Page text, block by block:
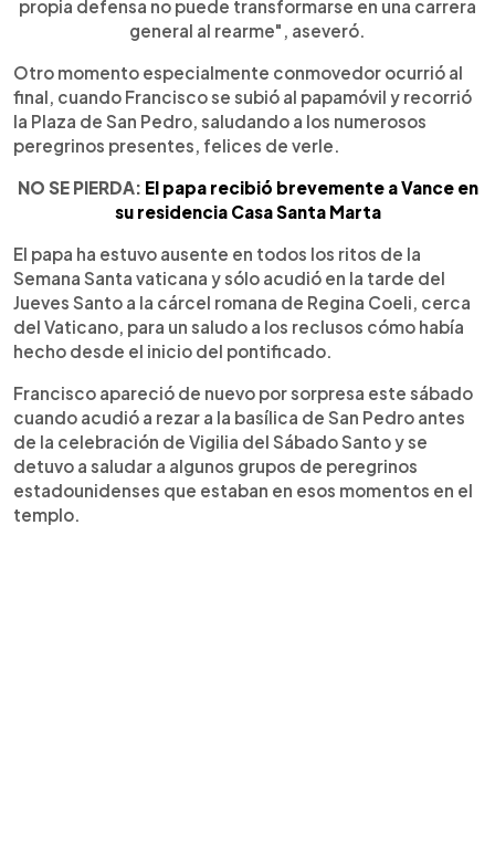
propia defensa no puede transformarse en una carrera
general al rearme", aseveró.
Otro momento especialmente conmovedor ocurrió al
final, cuando Francisco se subió al papamóvil y recorrió
la Plaza de San Pedro, saludando a los numerosos
peregrinos presentes, felices de verle.
NO SE PIERDA: El papa recibió brevemente a Vance en
su residencia Casa Santa Marta
El papa ha estuvo ausente en todos los ritos de la
Semana Santa vaticana y sólo acudió en la tarde del
Jueves Santo a la cárcel romana de Regina Coeli, cerca
del Vaticano, para un saludo a los reclusos cómo había
hecho desde el inicio del pontificado.
Francisco apareció de nuevo por sorpresa este sábado
cuando acudió a rezar a la basílica de San Pedro antes
de la celebración de Vigilia del Sábado Santo y se
detuvo a saludar a algunos grupos de peregrinos
estadounidenses que estaban en esos momentos en el
templo.